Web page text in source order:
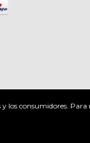
y los consumidores. Para